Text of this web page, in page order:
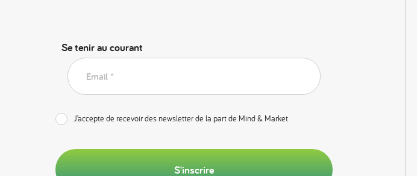
Se tenir au courant
Email *
J’accepte de recevoir des newsletter de la part de Mind & Market
S'inscrire